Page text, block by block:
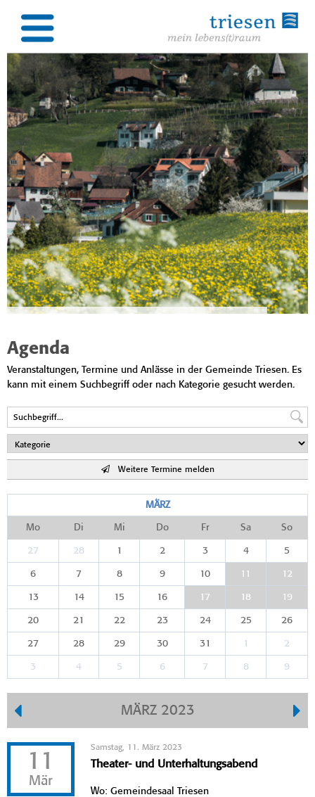
Agenda
Veranstaltungen, Termine und Anlässe in der Gemeinde Triesen. Es
kann mit einem Suchbegriff oder nach Kategorie gesucht werden.
Weitere Termine melden
MÄRZ
Mo Di Mi Do Fr Sa So
27 28 1 2 3 4 5
6 7 8 9 10 11 12
13 14 15 16 17 18 19
20 21 22 23 24 25 26
27 28 29 30 31 1 2
3 4 5 6 7 8 9
MÄRZ 2023
11
Mär
Samstag, 11. März 2023
Theater- und Unterhaltungsabend
Wo: Gemeindesaal Triesen